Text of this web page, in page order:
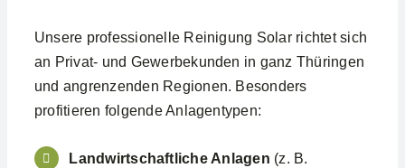
Unsere professionelle Reinigung Solar richtet sich
an Privat- und Gewerbekunden in ganz Thüringen
und angrenzenden Regionen. Besonders
profitieren folgende Anlagentypen:
Landwirtschaftliche Anlagen (z. B.